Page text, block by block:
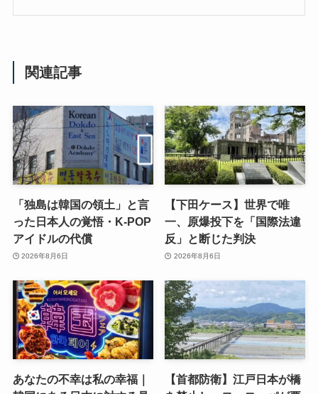
関連記事
「独島は韓国の領土」と言
った日本人の覚悟・K-POP
アイドルの代償
2026年8月6日
【下田ケース】世界で唯
一、原爆投下を「国際法違
反」と断じた判決
2026年8月6日
あなたの不幸は私の幸福｜
【首都防衛】江戸日本が橋